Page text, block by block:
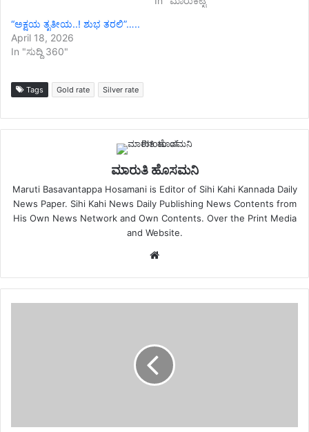
“ಅಕ್ಷಯ ತೃತೀಯ..! ಶುಭ ತರಲಿ”…..
April 18, 2026
In "ಸುದ್ದಿ 360"
Tags Gold rate Silver rate
ಮಾರುತಿ ಹೊಸಮನಿ
Maruti Basavantappa Hosamani is Editor of Sihi Kahi Kannada Daily
News Paper. Sihi Kahi News Daily Publishing News Contents from
His Own News Network and Own Contents. Over the Print Media
and Website.
Website